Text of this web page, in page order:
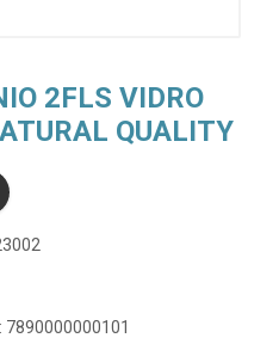
2FLS VIDRO
QUALITY
7890000000101